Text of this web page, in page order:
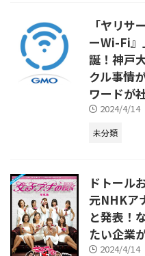
「ヤリ
ーWi-Fi』
誕！神戸
クル事情
ワードが
2024/4/14
未分類
ドトール
元NHKア
と発表！
たい企業
2024/4/14